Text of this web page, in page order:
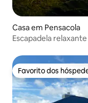
Casa em Pensacola
Escapadela
Favorito dos
Favorito dos